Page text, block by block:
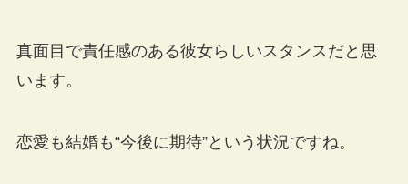
真面目で責任感のある彼女らしいスタンスだと思
います。
恋愛も結婚も“今後に期待”という状況ですね。